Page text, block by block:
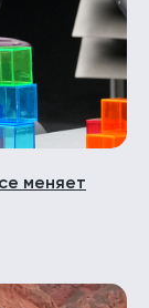
меняет